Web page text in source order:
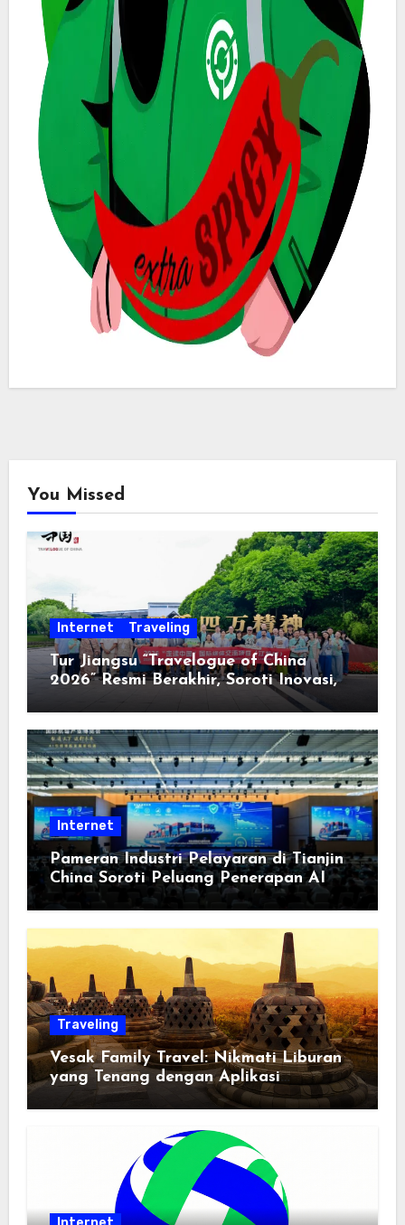
You Missed
Internet Traveling
Tur Jiangsu “Travelogue of China
2026” Resmi Berakhir, Soroti Inovasi,
Keterbukaan, dan Pembangunan
Internet
Pameran Industri Pelayaran di Tianjin
China Soroti Peluang Penerapan AI
Traveling
Vesak Family Travel: Nikmati Liburan
yang Tenang dengan Aplikasi
Pemindai PDF